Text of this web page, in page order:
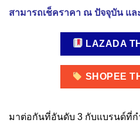
สามารถเช็คราคา ณ ปัจจุบัน แล
LAZADA
SHOPEE
มาต่อกันที่อันดับ 3 กับแบรนด์ที่